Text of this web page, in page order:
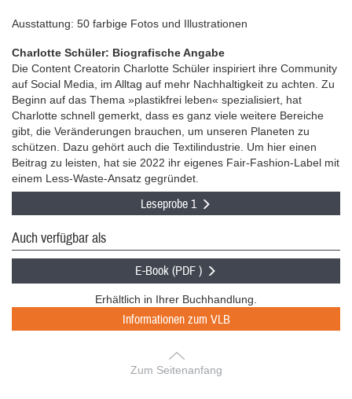
Ausstattung: 50 farbige Fotos und Illustrationen
Charlotte Schüler: Biografische Angabe
Die Content Creatorin Charlotte Schüler inspiriert ihre Community
auf Social Media, im Alltag auf mehr Nachhaltigkeit zu achten. Zu
Beginn auf das Thema »plastikfrei leben« spezialisiert, hat
Charlotte schnell gemerkt, dass es ganz viele weitere Bereiche
gibt, die Veränderungen brauchen, um unseren Planeten zu
schützen. Dazu gehört auch die Textilindustrie. Um hier einen
Beitrag zu leisten, hat sie 2022 ihr eigenes Fair-Fashion-Label mit
einem Less-Waste-Ansatz gegründet.
Leseprobe 1
Auch verfügbar als
E-Book (PDF )
Erhältlich in Ihrer Buchhandlung.
Informationen zum VLB
Zum Seitenanfang